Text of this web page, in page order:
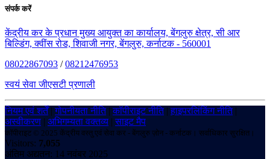
संपर्क करें
केंद्रीय कर के प्रधान मुख्य आयुक्त का कार्यालय, बेंगलुरु क्षेत्र, सी आर
बिल्डिंग, क्वींस रोड, शिवाजी नगर, बेंगलुरु, कर्नाटक - 560001
08022867093 /08212476953
स्वयं सेवा जीएसटी प्रणाली
नियम एवं शर्तें|गोपनीयता नीति|कॉपीराइट नीति|हाइपरलिंकिंग नीति|
अस्वीकरण | अभिगम्यता वक्तव्य |साइट मैप
कॉपीराइट © 2025 केंद्रीय वस्तु एवं सेवा कर - बेंगलुरु ज़ोन - कर्नाटक। सर्वाधिकार सुरक्षित।
Visitors: 7,055
अंतिम अद्यतन: 14 नवंबर 2025